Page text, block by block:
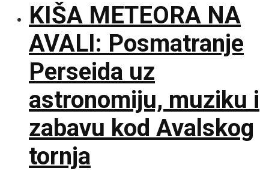
KIŠA METEORA NA
AVALI: Posmatranje
Perseida uz
astronomiju, muziku i
zabavu kod Avalskog
tornja